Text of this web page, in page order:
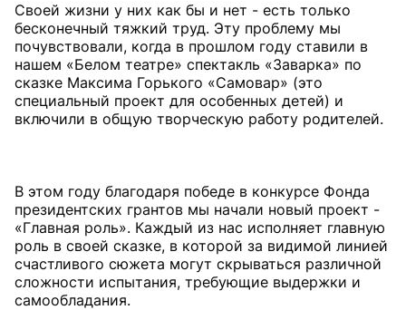
Своей жизни у них как бы и нет - есть только
бесконечный тяжкий труд. Эту проблему мы
почувствовали, когда в прошлом году ставили в
нашем «Белом театре» спектакль «Заварка» по
сказке Максима Горького «Самовар» (это
специальный проект для особенных детей) и
включили в общую творческую работу родителей.
В этом году благодаря победе в конкурсе Фонда
президентских грантов мы начали новый проект -
«Главная роль». Каждый из нас исполняет главную
роль в своей сказке, в которой за видимой линией
счастливого сюжета могут скрываться различной
сложности испытания, требующие выдержки и
самообладания.